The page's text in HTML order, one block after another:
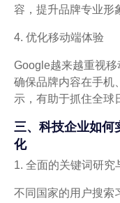
容，提升品牌专业形
4. 优化移动端体验
Google越来越重视移
确保品牌内容在手机
示，有助于抓住全球
三、科技企业如
化
1. 全面的关键词研究
不同国家的用户搜索